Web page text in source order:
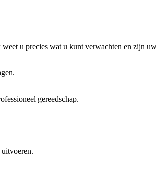
u precies wat u kunt verwachten en zijn
gereedschap.